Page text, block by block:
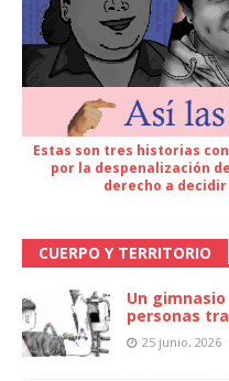
Estas son tres historias
por la despenalización
derecho a
CUERPO Y TERRITORIO
Un
personas
25 junio, 2026